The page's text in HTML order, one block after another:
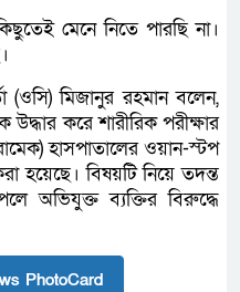
মেনে নিতে পারছি না।
(ওসি) মিজানুর রহমান বলেন,
করে শারীরিক পরীক্ষার
হাসপাতালের ওয়ান-স্টপ
হয়েছে। বিষয়টি নিয়ে তদন্ত
অভিযুক্ত ব্যক্তির বিরুদ্ধে
PhotoCard